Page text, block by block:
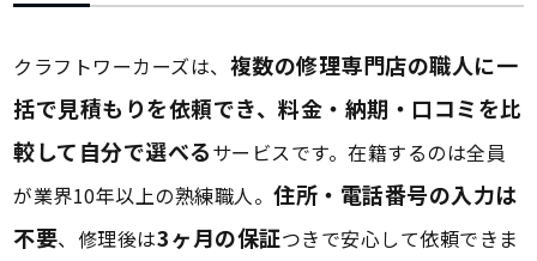
クラフトワーカーズは、 複数の修理専門店の職人に一
括で見積もりを依頼でき、料金・納期・口コミを比
較して自分で選べるサービスです。在籍するのは全員
が業界10年以上の熟練職人。住所・電話番号の入力は
不要、修理後は3ヶ月の保証つきで安心して依頼できま